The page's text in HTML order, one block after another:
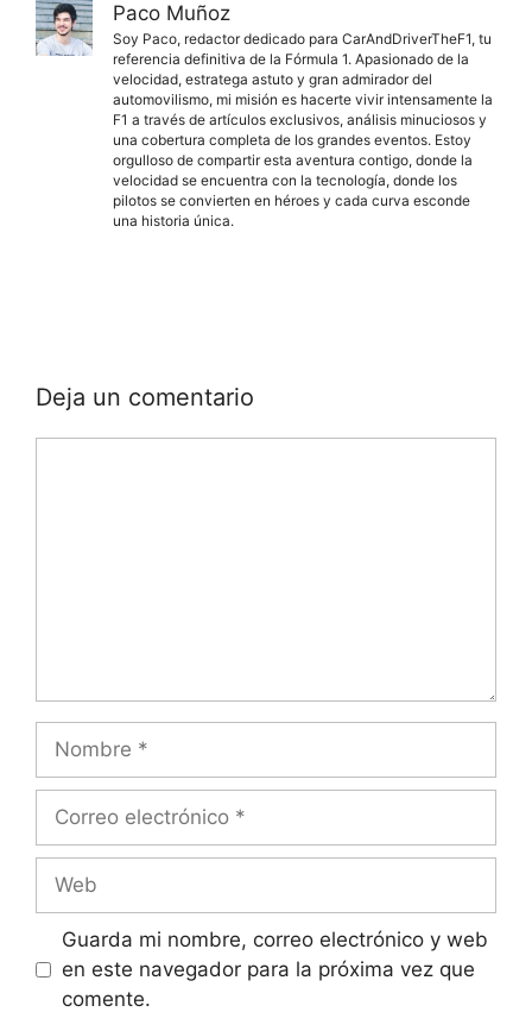
Paco Muñoz
Soy Paco, redactor dedicado para CarAndDriverTheF1, tu
referencia definitiva de la Fórmula 1. Apasionado de la
velocidad, estratega astuto y gran admirador del
automovilismo, mi misión es hacerte vivir intensamente la
F1 a través de artículos exclusivos, análisis minuciosos y
una cobertura completa de los grandes eventos. Estoy
orgulloso de compartir esta aventura contigo, donde la
velocidad se encuentra con la tecnología, donde los
pilotos se convierten en héroes y cada curva esconde
una historia única.
Deja un comentario
electrónico
Guarda mi nombre, correo electrónico y web
en este navegador para la próxima vez que
comente.